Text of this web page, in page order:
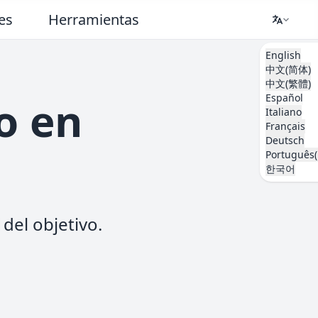
Herramientas
English
中文(简体)
中文(繁體)
Español
Italiano
Français
Deutsch
한국어
en
objetivo.